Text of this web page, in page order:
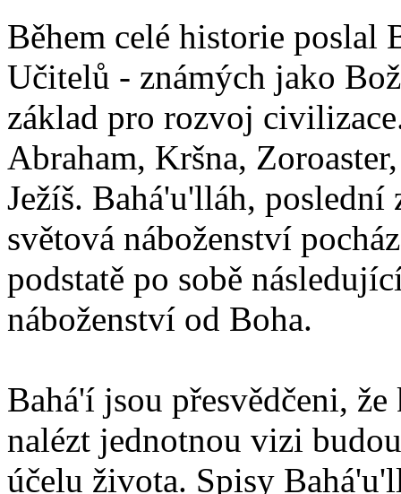
Během celé historie poslal
Učitelů - známých jako
základ pro rozvoj
Abraham, Kršna,
Ježíš. Bahá'u'lláh,
světová náboženství
podstatě po sobě
náboženství od Boha.
Bahá'í jsou přesvědčeni,
nalézt jednotnou vizi
účelu života. Spisy